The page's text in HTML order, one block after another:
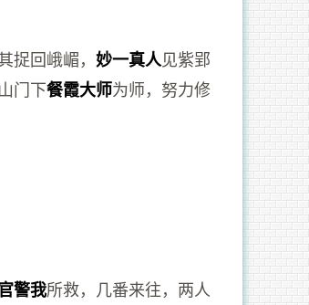
捉回峨嵋，妙一真人见紫郢
门下餐霞大师为师，努力修
警我所救，几番来往，两人